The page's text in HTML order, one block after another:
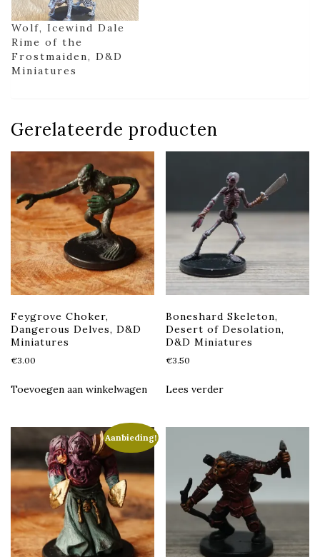
Wolf, Icewind Dale
Rime of the
Frostmaiden, D&D
Miniatures
Gerelateerde producten
Feygrove Choker,
Dangerous Delves, D&D
Miniatures
€3.00
Toevoegen aan winkelwagen
Boneshard Skeleton,
Desert of Desolation,
D&D Miniatures
€3.50
Lees verder
Aanbieding!